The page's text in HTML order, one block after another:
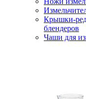
Крышки-
блендеров
Чаши для